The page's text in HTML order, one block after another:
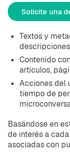
Solicite una
Textos y
Contenido
artículos,
Acciones del
tiempo de
Basándose en
de interés a
asociadas con